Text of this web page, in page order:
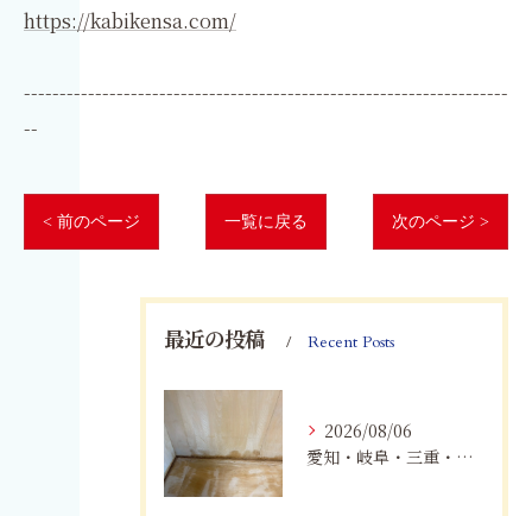
https://kabikensa.com/
--------------------------------------------------------------------
--
< 前のページ 一覧に戻る 次のページ >
最近の投稿 Recent Posts
2026/08/06
愛知・岐阜・三重・静岡の公営住宅で発生するカビ対策｜原因・健康被害・効果的な予防方法を徹底解説